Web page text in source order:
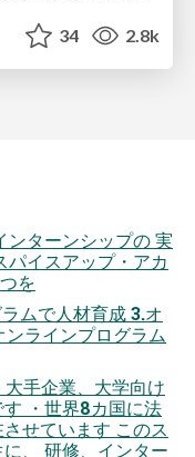
34 2.8k
ンターンシップの 実
パイスアップ・アカ
を
ムで⼈材育成 3.オ
ラインプログラム
⼿企業、⼤学向け
・世界8カ国に法
せています このス
、 研修、インター